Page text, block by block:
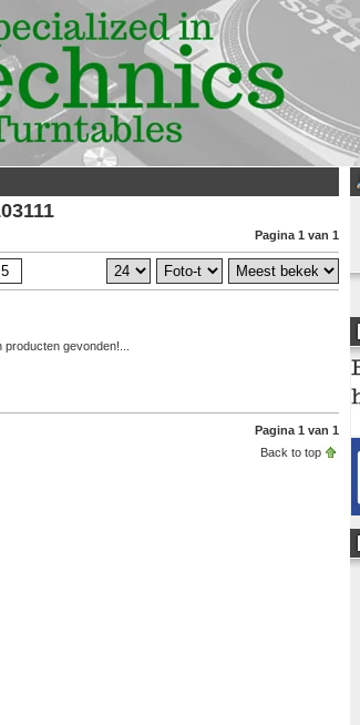
Pagina 1 van 1
producten gevonden!...
Pagina 1 van 1
Back to top